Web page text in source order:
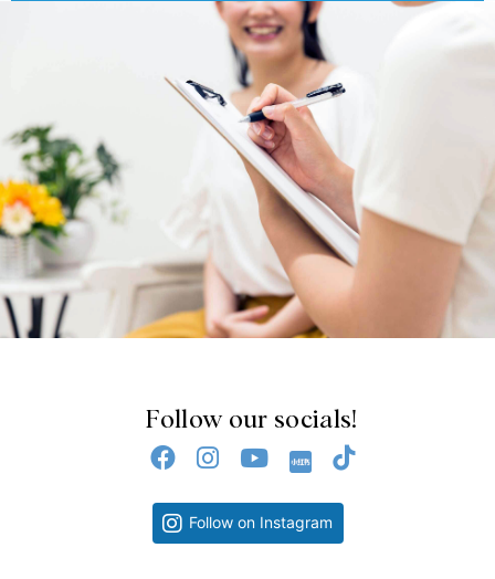
Follow our socials!
Follow on Instagram